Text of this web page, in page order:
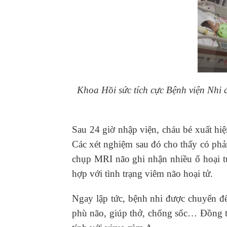
Khoa Hồi sức tích cực Bệnh viện Nhi
Sau 24 giờ nhập viện, cháu bé xuất
Các xét nghiệm sau đó cho thấy có
chụp MRI não ghi nhận nhiều ổ hoại
hợp với tình trạng viêm não hoại tử.
Ngay lập tức, bệnh nhi được chuyển
phù não, giúp thở, chống sốc… Đồng